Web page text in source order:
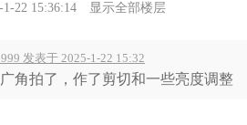
1-22 15:36:14 显示全部楼层
发表于 2025-1-22 15:32
角拍了，作了剪切和一些亮度调整